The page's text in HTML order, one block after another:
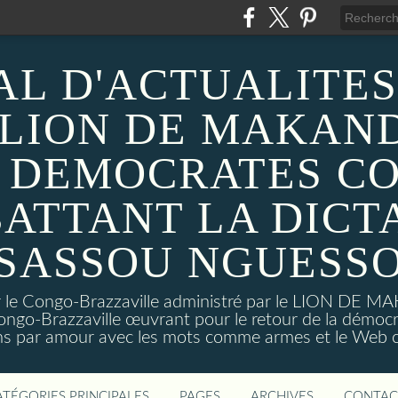
DE
LA
Congo-Brazzaville administré par le LION DE
Brazzaville œuvrant pour le retour de la
par amour avec les mots comme armes et le Web